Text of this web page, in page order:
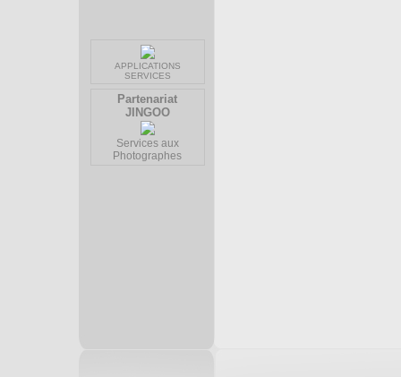
APPLICATIONS
SERVICES
Partenariat
JINGOO
Services aux
Photographes